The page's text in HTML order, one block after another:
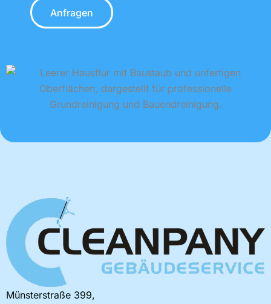
Anfragen
Münsterstraße 399,